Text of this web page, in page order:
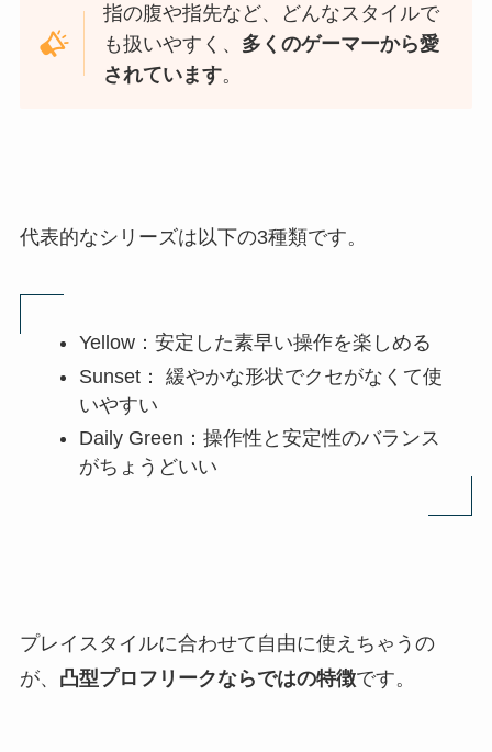
指の腹や指先など、どんなスタイルで
も扱いやすく、 多くのゲーマーから愛
されています。
代表的なシリーズは以下の3種類です。
Yellow：安定した素早い操作を楽しめる
Sunset： 緩やかな形状でクセがなくて使
いやすい
Daily Green：操作性と安定性のバランス
がちょうどいい
プレイスタイルに合わせて自由に使えちゃうの
が、 凸型プロフリークならではの特徴です。